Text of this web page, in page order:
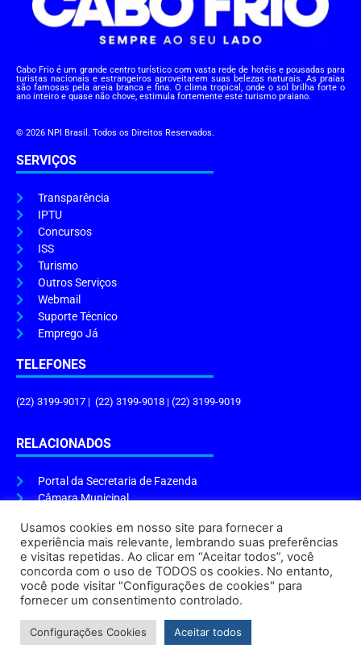
Cabo Frio é um grande centro turístico com vasta rede de hotéis e pousadas para
turistas nacionais e estrangeiros aproveitarem suas belezas naturais. As praias
são famosas pela areia branca e fina. O clima tropical, onde o sol brilha forte o
ano inteiro e quase não chove, estimula fortemente este turismo praiano.
© 2026 NPI Brasil. Todos os Direitos Reservados.
SERVIÇOS
Transparência
IPTU
Concursos
ISS
Turismo
Outros Serviços
Webmail
Suporte Técnico
Emprego Já
TELEFONES
(22) 3199-9017 | (22) 3199-9018 | (22) 3199-9019
RELACIONADOS
Portal da Secretaria de Fazenda
Câmara Municipal
ENDEREÇO E HORÁRIO
Endereço:Praça Tiradentes, s/n – Centro, Cabo Frio – RJ, 28906-290
Atendimento do Protocolo Geral da Prefeitura:9h às 16h
Horário de Funcionamento:8h às 17h
Usamos cookies em nosso site para fornecer a
experiência mais relevante, lembrando suas preferências
e visitas repetidas. Ao clicar em “Aceitar todos”, você
concorda com o uso de TODOS os cookies. No entanto,
você pode visitar "Configurações de cookies" para
fornecer um consentimento controlado.
Configurações Cookies Aceitar todos